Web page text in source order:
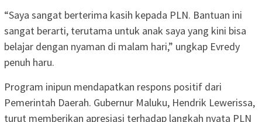
“Saya sangat berterima kasih kepada PLN. Bantuan ini
sangat berarti, terutama untuk anak saya yang kini bisa
belajar dengan nyaman di malam hari,” ungkap Evredy
penuh haru.
Program inipun mendapatkan respons positif dari
Pemerintah Daerah. Gubernur Maluku, Hendrik Lewerissa,
turut memberikan apresiasi terhadap langkah nyata PLN